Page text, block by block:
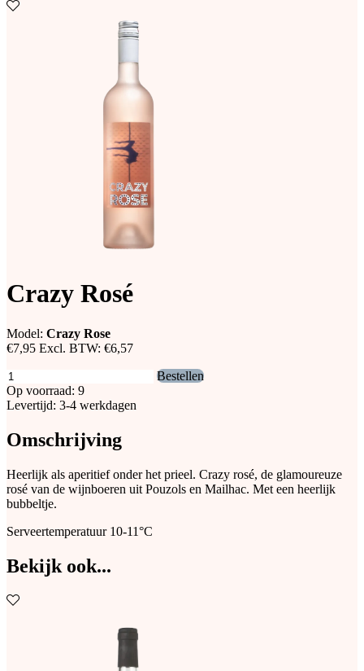
Crazy Rosé
Model: Crazy Rose
€7,95 Excl. BTW: €6,57
Bestellen
Op voorraad: 9
Levertijd: 3-4 werkdagen
Omschrijving
Heerlijk als aperitief onder het prieel. Crazy rosé, de glamoureuze
rosé van de wijnboeren uit Pouzols en Mailhac. Met een heerlijk
bubbeltje.
Serveertemperatuur 10-11°C
Bekijk ook...